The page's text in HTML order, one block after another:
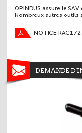
OPINDUS assure le SAV
Nombreux autres outils
NOTICE RAC172
DEMANDE